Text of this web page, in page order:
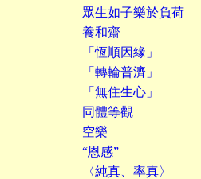
眾生如子樂於負荷
養和齋
「恆順因緣」
「轉輪普濟」
「無住生心」
同體等觀
空樂
“恩感”
〈純真、率真〉